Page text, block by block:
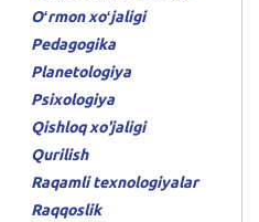
Oʻrmon xoʻjaligi
Pedagogika
Planetologiya
Psixologiya
Qishloq xo'jaligi
Qurilish
Raqamli texnologiyalar
Raqqoslik